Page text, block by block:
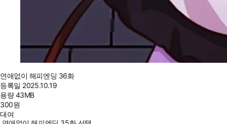
연애없이 해피엔딩 36화
등록일 2025.10.19
용량43MB
300원
대여